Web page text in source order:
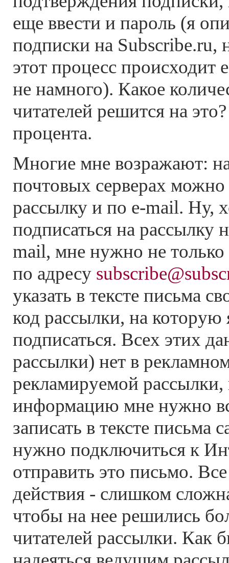
еще ввести и пароль (я
подписки на Subscribe.ru,
этот процесс происходит
не намного). Какое
читателей решится на
процента.
Многие мне возражают:
почтовых серверах можно
рассылку и по e-mail. Ну,
подписаться на рассылку
mail, мне нужно не только
по адресу
указать в тексте письма
код рассылки, на которую
подписаться. Всех этих
рассылки) нет в
рекламируемой рассылки,
информацию мне нужно
записать в тексте письма
нужно подключиться к
отправить это письмо.
действия - слишком
чтобы на нее решились
читателей рассылки. Как